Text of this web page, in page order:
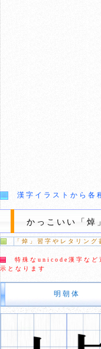
漢字イラストから各
かっこいい「
「焯」習字やレタリング
特殊なunicode漢字など
示となります
明朝体